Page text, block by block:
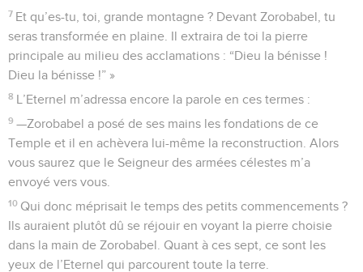
7 Et qu’es-tu, toi, grande montagne ? Devant Zorobabel, tu
seras transformée en plaine. Il extraira de toi la pierre
principale au milieu des acclamations : “Dieu la bénisse !
Dieu la bénisse !” »
8 L’Eternel m’adressa encore la parole en ces termes :
9 —Zorobabel a posé de ses mains les fondations de ce
Temple et il en achèvera lui-même la reconstruction. Alors
vous saurez que le Seigneur des armées célestes m’a
envoyé vers vous.
10 Qui donc méprisait le temps des petits commencements ?
Ils auraient plutôt dû se réjouir en voyant la pierre choisie
dans la main de Zorobabel. Quant à ces sept, ce sont les
yeux de l’Eternel qui parcourent toute la terre.